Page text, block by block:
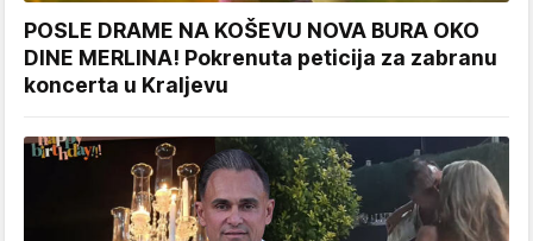
POSLE DRAME NA KOŠEVU NOVA BURA OKO
DINE MERLINA! Pokrenuta peticija za zabranu
koncerta u Kraljevu